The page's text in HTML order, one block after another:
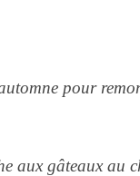
pour
aux gâteaux au c